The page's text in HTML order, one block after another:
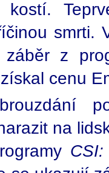
smrti.
z
cenu
na
CSI: